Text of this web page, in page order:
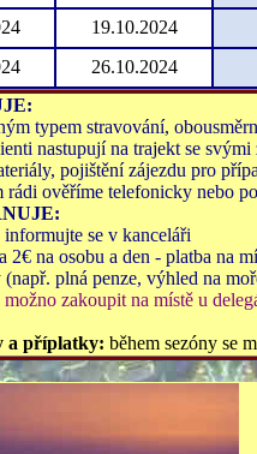
19.10.2024
26.10.2024
typem stravování,
nastupují na trajekt se
pojištění zájezdu pro
ověříme telefonicky nebo
se v kanceláři
2€ na osobu a den - platba na
plná penze, výhled na
možno zakoupit na místě u
a příplatky: během sezóny se